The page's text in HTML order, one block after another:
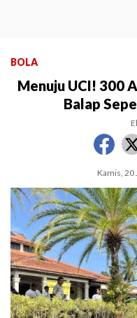
BOLA
Menuju UCI! 300
Balap
Kamis, 20